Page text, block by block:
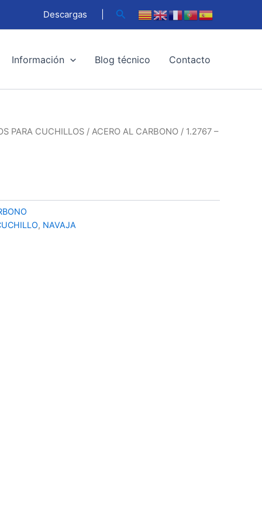
Descargas Buscar
Información Blog técnico Contacto
PARA CUCHILLOS / ACERO AL CARBONO / 1.2767 –
, NAVAJA